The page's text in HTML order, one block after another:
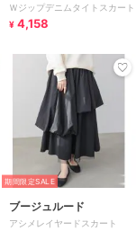
Ｗジップデニムタイトスカート
¥ 4,158
期間限定SALE
ブージュルード
アシメレイヤードスカート